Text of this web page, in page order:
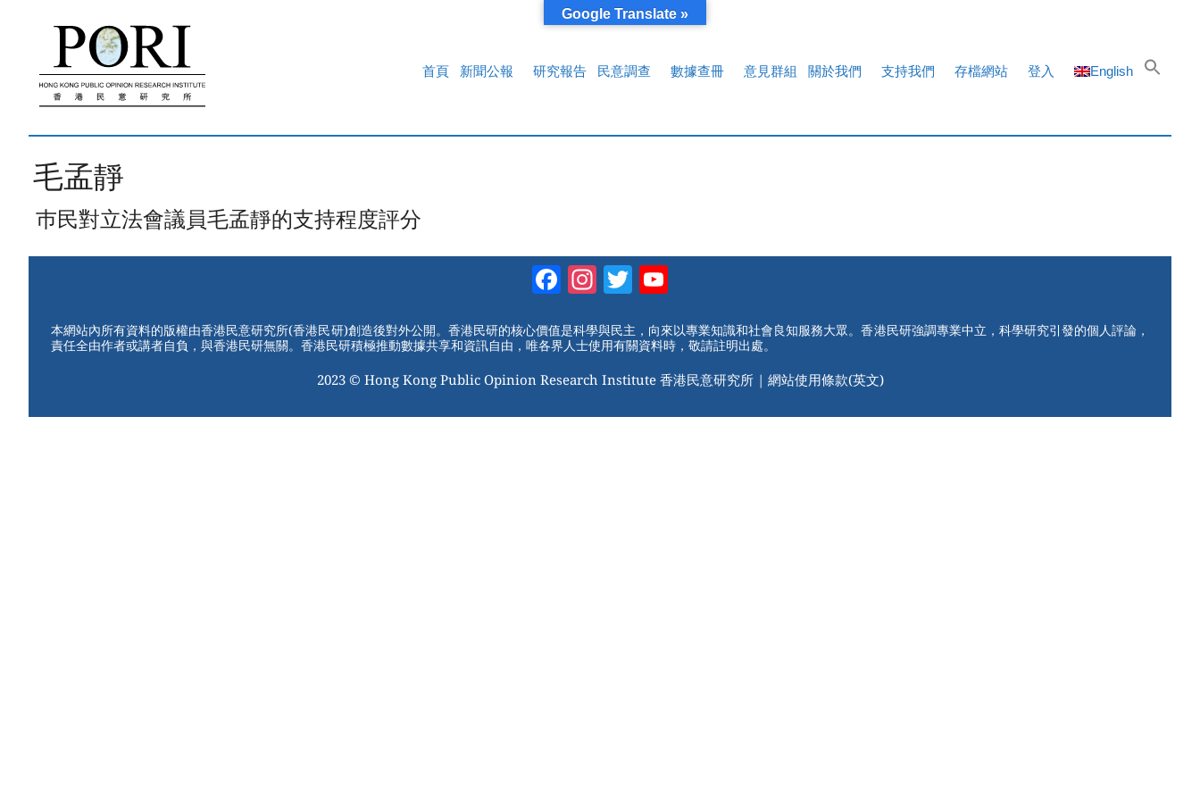
首頁
新聞公報 研究報告 民意調查 數據查冊 意見群組 關於我們 支持我們 存檔網站 登入 English
毛孟靜
巿民對立法會議員毛孟靜的支持程度評分
Facebook
Instagram
Twitter
本網站內所有資料的版權由香港民意研究所(香港民研)創造後對外公開。香港民研的核心價值是科學與民主，向來以專業知識和社會良知服務大眾。香港民研強調專業中立，科學研究引發的個人評論，
責任全由作者或講者自負，與香港民研無關。香港民研積極推動數據共享和資訊自由，唯各界人士使用有關資料時，敬請註明出處。
2023 © Hong Kong Public Opinion Research Institute 香港民意研究所 | 網站使用條款(英文)
Google Translate »